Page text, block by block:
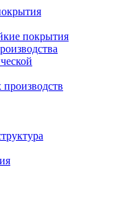
покрытия